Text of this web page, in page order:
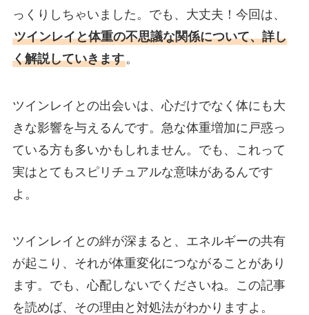
っくりしちゃいました。でも、大丈夫！今回は、
ツインレイと体重の不思議な関係について、詳し
く解説していきます。
ツインレイとの出会いは、心だけでなく体にも大
きな影響を与えるんです。急な体重増加に戸惑っ
ている方も多いかもしれません。でも、これって
実はとてもスピリチュアルな意味があるんです
よ。
ツインレイとの絆が深まると、エネルギーの共有
が起こり、それが体重変化につながることがあり
ます。でも、心配しないでくださいね。この記事
を読めば、その理由と対処法がわかりますよ。